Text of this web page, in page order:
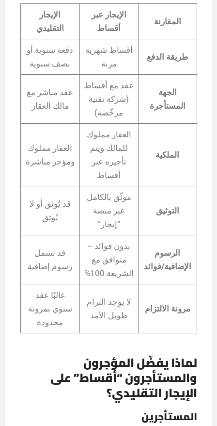
المقارنة
الإيجار عبر
أقساط
الإيجار
التقليدي
طريقة الدفع
أقساط شهرية
مرنة
دفعة سنوية أو
نصف سنوية
الجهة
المستأجرة
عقد مع أقساط
(شركة تقنية
مرخّصة)
عقد مباشر مع
مالك العقار
الملكية
العقار مملوك
للمالك ويتم
تأجيره عبر
أقساط
العقار مملوك
ومؤجر مباشرة
التوثيق
موثّق بالكامل
عبر منصة
“إيجار”
قد يُوثق أو لا
يُوثق
الرسوم
الإضافية/فوائد
بدون فوائد –
متوافق مع
الشريعة 100%
قد تشمل
رسوم إضافية
مرونة الالتزام
لا يوجد التزام
طويل الأمد
غالبًا عقد
سنوي بمرونة
محدودة
لماذا يفضّل المؤجرون
والمستأجرون “أقساط” على
الإيجار التقليدي؟
المستأجرين